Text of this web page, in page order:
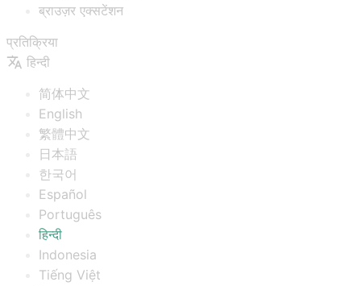
ब्राउज़र एक्सटेंशन
प्रतिक्रिया
हिन्दी
简体中文
English
繁體中文
日本語
한국어
Español
Português
हिन्दी
Indonesia
Tiếng Việt